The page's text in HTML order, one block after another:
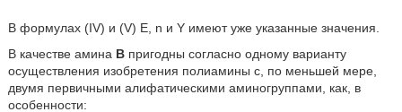
В формулах (IV) и (V) Е, n и Y имеют уже указанные значения.
В качестве амина Впригодны согласно одному варианту
осуществления изобретения полиамины с, по меньшей мере,
двумя первичными алифатическими аминогруппами, как, в
особенности: